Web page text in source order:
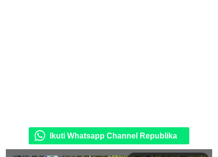
Ikuti Whatsapp Channel Republika